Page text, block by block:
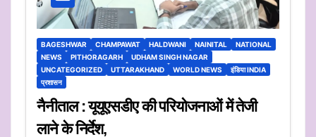
BAGESHWAR CHAMPAWAT HALDWANI NAINITAL
NATIONAL
NEWS
PITHORAGARH
UDHAM SINGH NAGAR
UNCATEGORIZED
UTTARAKHAND WORLD NEWS
इंडिया INDIA
प्रशासन
नैनीताल : यूयूएसडीए की परियोजनाओं में तेजी
लाने के निर्देश,